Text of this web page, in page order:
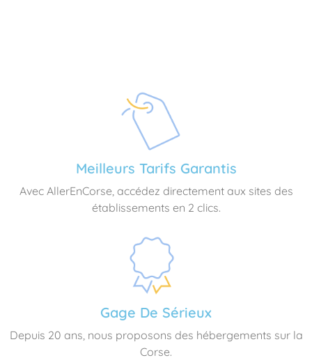
Meilleurs Tarifs Garantis
Avec AllerEnCorse, accédez directement aux sites des
établissements en 2 clics.
Gage De Sérieux
Depuis 20 ans, nous proposons des hébergements sur la
Corse.